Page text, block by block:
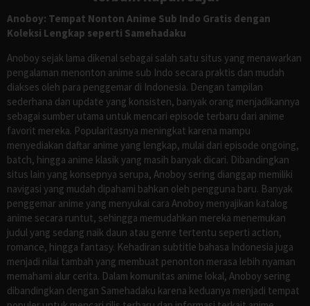
Anoboy: Tempat Nonton Anime Sub Indo Gratis dengan
Koleksi Lengkap seperti Samehadaku
Anoboy sejak lama dikenal sebagai salah satu situs yang menawarkan
pengalaman menonton anime sub Indo secara praktis dan mudah
diakses oleh para penggemar di Indonesia. Dengan tampilan
sederhana dan update yang konsisten, banyak orang menjadikannya
sebagai sumber utama untuk mencari episode terbaru dari anime
favorit mereka. Popularitasnya meningkat karena mampu
menyediakan daftar anime yang lengkap, mulai dari episode ongoing,
batch, hingga anime klasik yang masih banyak dicari. Dibandingkan
situs lain yang konsepnya serupa, Anoboy sering dianggap memiliki
navigasi yang mudah dipahami bahkan oleh pengguna baru. Banyak
penggemar anime yang menyukai cara Anoboy menyajikan katalog
anime secara runtut, sehingga memudahkan mereka menemukan
judul yang sedang naik daun atau genre tertentu seperti action,
romance, hingga fantasy. Kehadiran subtitle bahasa Indonesia juga
menjadi nilai tambah yang membuat penonton merasa lebih nyaman
memahami alur cerita. Dalam komunitas anime lokal, Anoboy sering
dibandingkan dengan Samehadaku karena keduanya menjadi tempat